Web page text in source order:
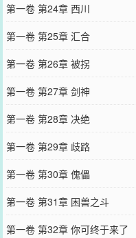
第一卷 第24章 西川
第一卷 第25章 汇合
第一卷 第26章 被拐
第一卷 第27章 剑神
第一卷 第28章 决绝
第一卷 第29章 歧路
第一卷 第30章 傀儡
第一卷 第31章 困兽之斗
第一卷 第32章 你可终于来了